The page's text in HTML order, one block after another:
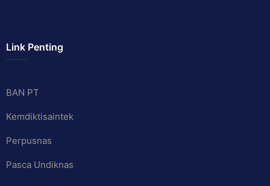
Link Penting
BAN PT
Kemdiktisaintek
Perpusnas
Pasca Undiknas